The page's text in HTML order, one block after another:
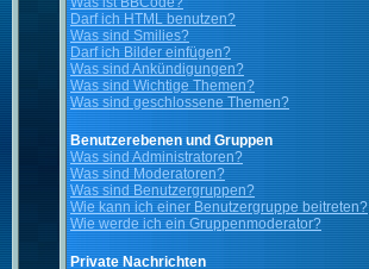
Darf ich HTML benutzen?
Was sind Smilies?
Darf ich Bilder einfügen?
Was sind Ankündigungen?
Was sind Wichtige Themen?
Was sind geschlossene Themen?
Benutzerebenen und Gruppen
Was sind Administratoren?
Was sind Moderatoren?
Was sind Benutzergruppen?
Wie kann ich einer Benutzergruppe beitreten?
Wie werde ich ein Gruppenmoderator?
Private Nachrichten